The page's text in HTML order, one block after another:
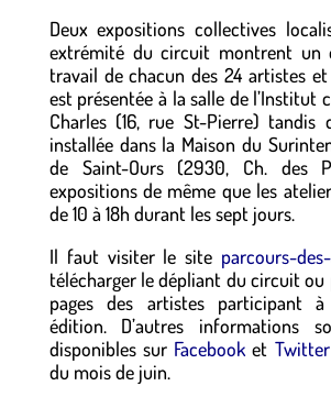
Deux expositions collectives
extrémité du circuit montrent un
travail de chacun des 24 artistes et
est présentée à la salle de l’Institut
Charles (16, rue St-Pierre) tandis
installée dans la Maison du
de Saint-Ours (2930, Ch. des
expositions de même que les
de 10 à 18h durant les sept jours.
Il faut visiter le site parcours-
télécharger le dépliant du circuit
pages des artistes participant
édition. D’autres informations
disponibles sur Facebook et Twitter
du mois de juin.